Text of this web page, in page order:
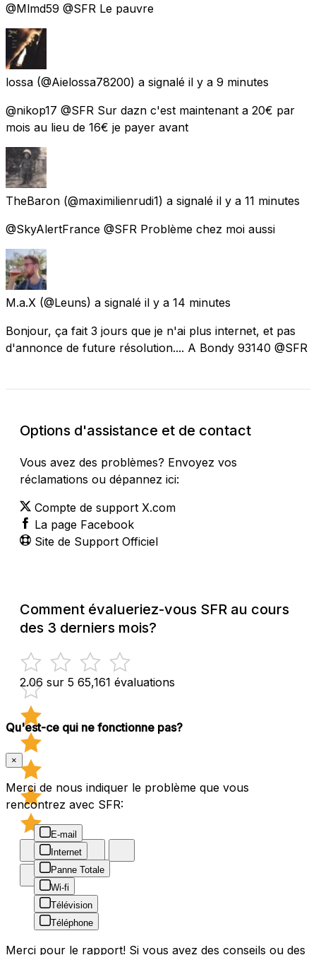
@Mlmd59 @SFR Le pauvre
lossa (@Aielossa78200) a signalé il y a 9 minutes
@nikop17 @SFR Sur dazn c'est maintenant a 20€ par
mois au lieu de 16€ je payer avant
TheBaron (@maximilienrudi1) a signalé il y a 11 minutes
@SkyAlertFrance @SFR Problème chez moi aussi
M.a.X (@Leuns) a signalé il y a 14 minutes
Bonjour, ça fait 3 jours que je n'ai plus internet, et pas
d'annonce de future résolution.... A Bondy 93140 @SFR
Options d'assistance et de contact
Vous avez des problèmes? Envoyez vos
réclamations ou dépannez ici:
Compte de support X.com
La page Facebook
Site de Support Officiel
Comment évalueriez-vous SFR au cours
des 3 derniers mois?
2.06 sur 5 65,161 évaluations
Qu'est-ce qui ne fonctionne pas?
×
Merci de nous indiquer le problème que vous
rencontrez avec SFR:
E-mail
Internet
Panne Totale
Wi-fi
Télévision
Téléphone
Merci pour le rapport! Si vous avez des conseils ou des